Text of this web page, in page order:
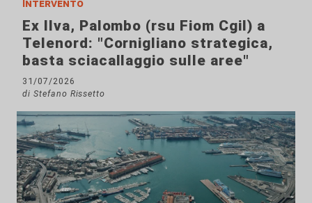
Intervento
Ex Ilva, Palombo (rsu Fiom Cgil) a
Telenord: "Cornigliano strategica,
basta sciacallaggio sulle aree"
31/07/2026
di Stefano Rissetto